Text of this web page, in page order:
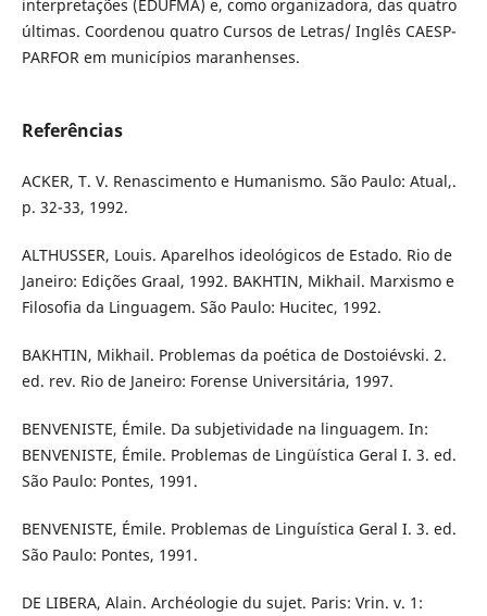
interpretações (EDUFMA) e, como organizadora, das quatro
últimas. Coordenou quatro Cursos de Letras/ Inglês CAESP-
PARFOR em municípios maranhenses.
Referências
ACKER, T. V. Renascimento e Humanismo. São Paulo: Atual,.
p. 32-33, 1992.
ALTHUSSER, Louis. Aparelhos ideológicos de Estado. Rio de
Janeiro: Edições Graal, 1992. BAKHTIN, Mikhail. Marxismo e
Filosofia da Linguagem. São Paulo: Hucitec, 1992.
BAKHTIN, Mikhail. Problemas da poética de Dostoiévski. 2.
ed. rev. Rio de Janeiro: Forense Universitária, 1997.
BENVENISTE, Émile. Da subjetividade na linguagem. In:
BENVENISTE, Émile. Problemas de Lingüística Geral I. 3. ed.
São Paulo: Pontes, 1991.
BENVENISTE, Émile. Problemas de Linguística Geral I. 3. ed.
São Paulo: Pontes, 1991.
DE LIBERA, Alain. Archéologie du sujet. Paris: Vrin. v. 1: